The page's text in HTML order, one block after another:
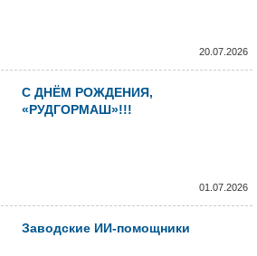
20.07.2026
С ДНЁМ РОЖДЕНИЯ,
«РУДГОРМАШ»!!!
01.07.2026
Заводские ИИ-помощники